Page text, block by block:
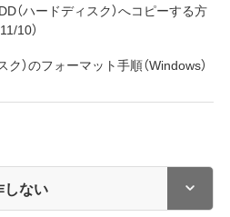
（ハードディスク）へコピーする方
10）
）のフォーマット手順（Windows）
しない